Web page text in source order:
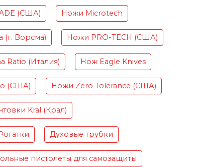
(США) Ножи Microtech
(г. Ворсма) Ножи PRO-TECH (США)
Ratio (Италия) Нож Eagle Knives
(США) Ножи Zero Tolerance (США)
Kral (Крал)
Духовые трубки
пистолеты для самозащиты